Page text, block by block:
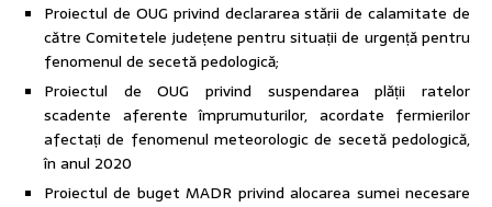
Proiectul de OUG privind declararea stării de calamitate de
către Comitetele județene pentru situații de urgență pentru
fenomenul de secetă pedologică;
Proiectul de OUG privind suspendarea plății ratelor
scadente aferente împrumuturilor, acordate fermierilor
afectați de fenomenul meteorologic de secetă pedologică,
în anul 2020
Proiectul de buget MADR privind alocarea sumei necesare